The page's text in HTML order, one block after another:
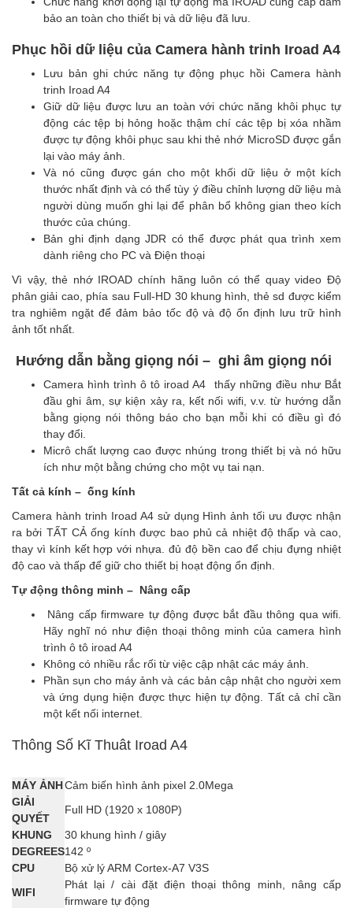
bảo an toàn cho thiết bị và dữ liệu đã lưu.
Phục hồi dữ liệu của Camera hành trinh Iroad A4
Lưu bản ghi chức năng tự động phục hồi Camera hành
trinh Iroad A4
Giữ dữ liệu được lưu an toàn với chức năng khôi phục tự
động các tệp bị hỏng hoặc thậm chí các tệp bị xóa nhầm
được tự động khôi phục sau khi thẻ nhớ MicroSD được gắn
lại vào máy ảnh.
Và nó cũng được gán cho một khối dữ liệu ở một kích
thước nhất định và có thể tùy ý điều chỉnh lượng dữ liệu mà
người dùng muốn ghi lại để phân bổ không gian theo kích
thước của chúng.
Bản ghi định dạng JDR có thể được phát qua trình xem
dành riêng cho PC và Điện thoại
Vì vậy, thẻ nhớ IROAD chính hãng luôn có thể quay video Độ
phân giải cao, phía sau Full-HD 30 khung hình, thẻ sd được kiểm
tra nghiêm ngặt để đảm bảo tốc độ và độ ổn định lưu trữ hình
ảnh tốt nhất.
Hướng dẫn bằng giọng nói – ghi âm giọng nói
Camera hình trình ô tô iroad A4 thấy những điều như Bắt
đầu ghi âm, sự kiện xảy ra, kết nối wifi, v.v. từ hướng dẫn
bằng giọng nói thông báo cho bạn mỗi khi có điều gì đó
thay đổi.
Micrô chất lượng cao được nhúng trong thiết bị và nó hữu
ích như một bằng chứng cho một vụ tai nạn.
Tất cả kính – ống kính
Camera hành trinh Iroad A4 sử dụng Hình ảnh tối ưu được nhận
ra bởi TẤT CẢ ống kính được bao phủ cả nhiệt độ thấp và cao,
thay vì kính kết hợp với nhựa. đủ độ bền cao để chịu đựng nhiệt
độ cao và thấp để giữ cho thiết bị hoạt động ổn định.
Tự động thông minh – Nâng cấp
Nâng cấp firmware tự động được bắt đầu thông qua wifi.
Hãy nghĩ nó như điện thoại thông minh của camera hình
trình ô tô iroad A4
Không có nhiều rắc rối từ việc cập nhật các máy ảnh.
Phần sụn cho máy ảnh và các bản cập nhật cho người xem
và ứng dụng hiện được thực hiện tự động. Tất cả chỉ cần
một kết nối internet.
Thông Số Kĩ Thuât Iroad A4
MÁY ẢNHCảm biến hình ảnh pixel 2.0Mega
GIẢI
QUYẾT
Full HD (1920 x 1080P)
KHUNG
30 khung hình / giây
DEGREES142 º
CPU
Bộ xử lý ARM Cortex-A7 V3S
WIFI
Phát lại / cài đặt điện thoại thông minh, nâng cấp
firmware tự động